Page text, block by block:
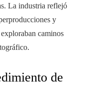
La industria reflejó
y
caminos
de